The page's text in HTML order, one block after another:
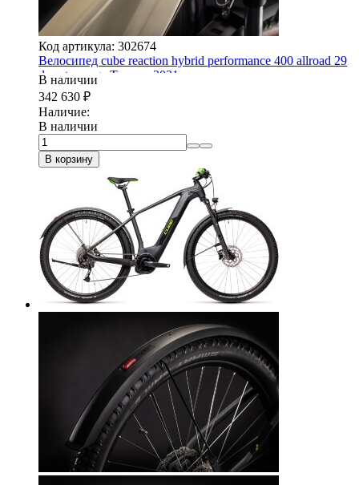
Код артикула: 302674
Велосипед cube reaction hybrid performance 400 allroad 29
desert-orange Trapeze 2021
В наличии
342 630 ₽
Наличие:
В наличии
В корзину